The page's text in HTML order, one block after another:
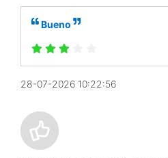
Bueno
28-07-2026 10:22:56